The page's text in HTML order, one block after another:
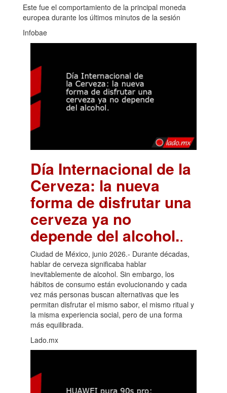
Este fue el comportamiento de la principal moneda
europea durante los últimos minutos de la sesión
Infobae
Día Internacional de la
Cerveza: la nueva
forma de disfrutar una
cerveza ya no
depende del alcohol..
Ciudad de México, junio 2026.- Durante décadas,
hablar de cerveza significaba hablar
inevitablemente de alcohol. Sin embargo, los
hábitos de consumo están evolucionando y cada
vez más personas buscan alternativas que les
permitan disfrutar el mismo sabor, el mismo ritual y
la misma experiencia social, pero de una forma
más equilibrada.
Lado.mx